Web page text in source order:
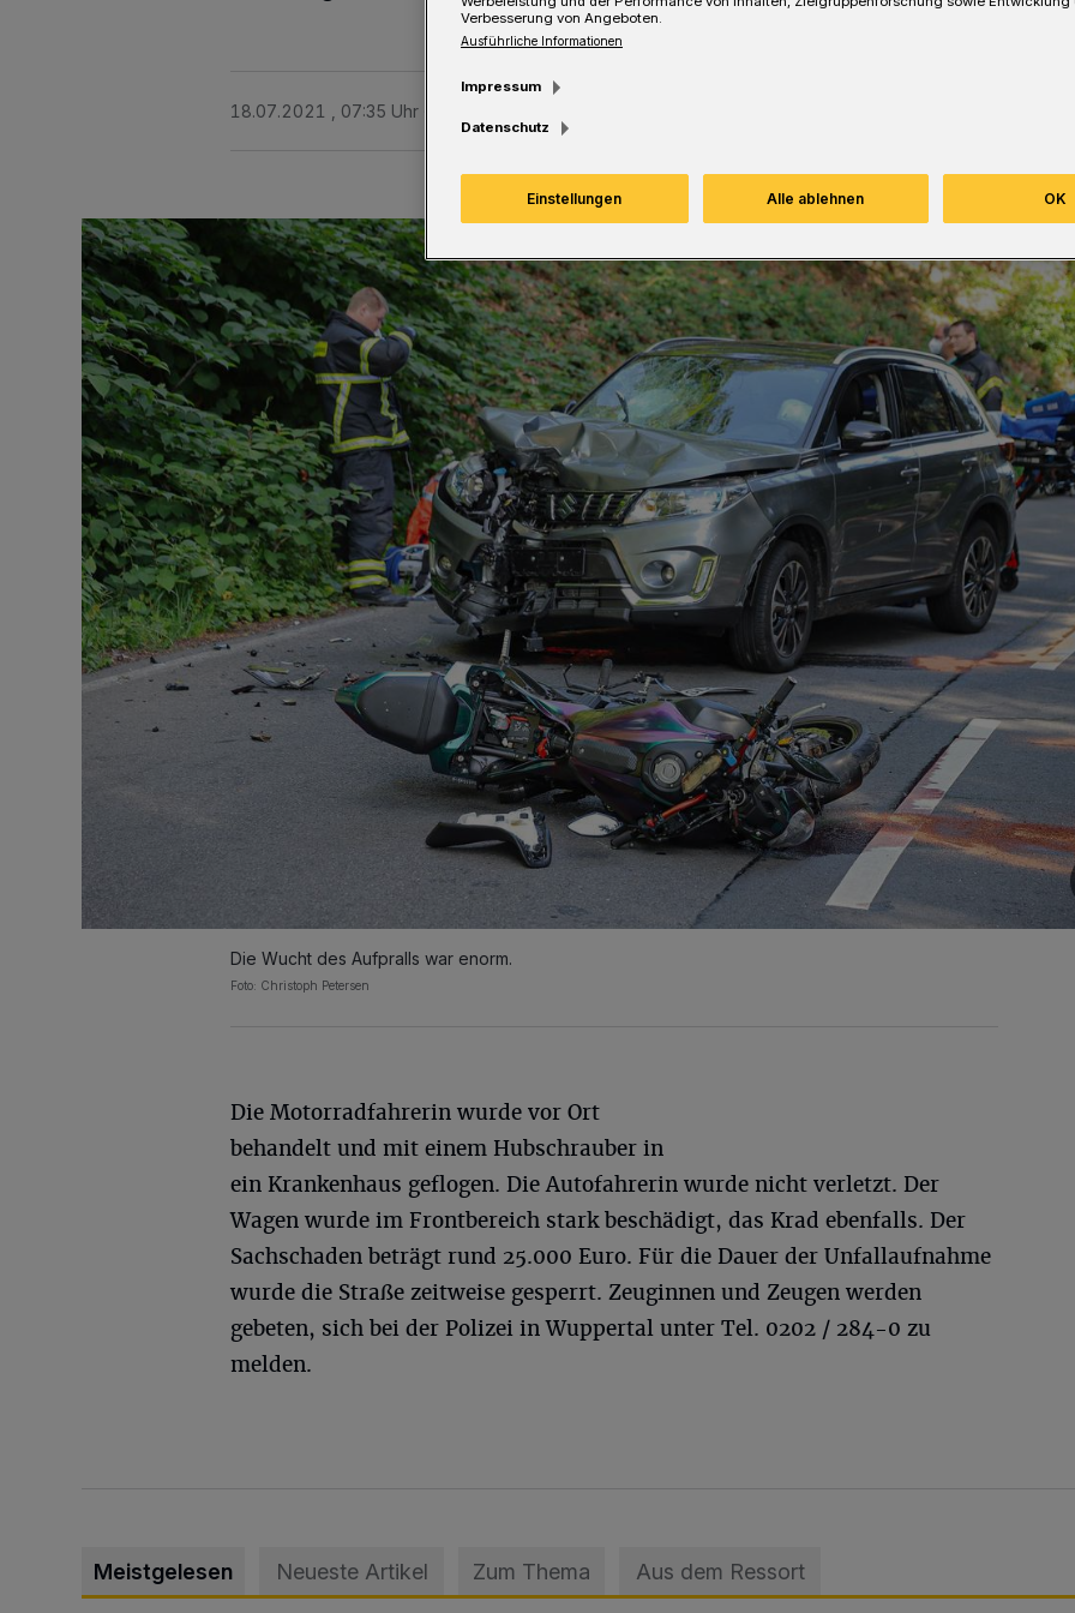
18.07.2021 , 07:35 Uhr
Die Wucht des Aufpralls war enorm.
Foto: Christoph Petersen
Die Motorradfahrerin wurde vor Ort
behandelt und mit einem Hubschrauber in
ein Krankenhaus geflogen. Die Autofahrerin wurde nicht verletzt. Der
Wagen wurde im Frontbereich stark beschädigt, das Krad ebenfalls. Der
Sachschaden beträgt rund 25.000 Euro. Für die Dauer der Unfallaufnahme
wurde die Straße zeitweise gesperrt. Zeuginnen und Zeugen werden
gebeten, sich bei der Polizei in Wuppertal unter Tel. 0202 / 284-0 zu
melden.
Meistgelesen Neueste Artikel Zum Thema Aus dem Ressort
Verbesserung von Angeboten.
Ausführliche Informationen
Impressum
Datenschutz
Einstellungen Alle ablehnen OK